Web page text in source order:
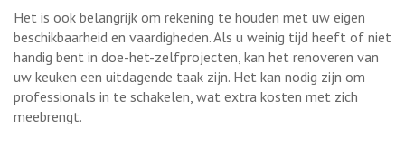
Het is ook belangrijk om rekening te houden met uw eigen
beschikbaarheid en vaardigheden. Als u weinig tijd heeft of niet
handig bent in doe-het-zelfprojecten, kan het renoveren van
uw keuken een uitdagende taak zijn. Het kan nodig zijn om
professionals in te schakelen, wat extra kosten met zich
meebrengt.